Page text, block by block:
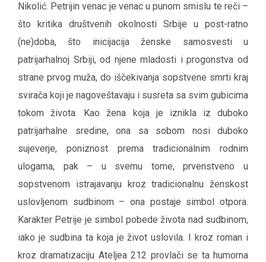
Nikolić. Petrijin venac je venac u punom smislu te reči –
što kritika društvenih okolnosti Srbije u post-ratno
(ne)doba, što inicijacija ženske samosvesti u
patrijarhalnoj Srbiji, od njene mladosti i progonstva od
strane prvog muža, do iščekivanja sopstvene smrti kraj
svirača koji je nagoveštavaju i susreta sa svim gubicima
tokom života. Kao žena koja je iznikla iz duboko
patrijarhalne sredine, ona sa sobom nosi duboko
sujeverje, poniznost prema tradicionalnim rodnim
ulogama, pak – u svemu tome, prvenstveno u
sopstvenom istrajavanju kroz tradicionalnu ženskost
uslovljenom sudbinom – ona postaje simbol otpora.
Karakter Petrije je simbol pobede života nad sudbinom,
iako je sudbina ta koja je život uslovila. I kroz roman i
kroz dramatizaciju Ateljea 212 provlači se ta humorna